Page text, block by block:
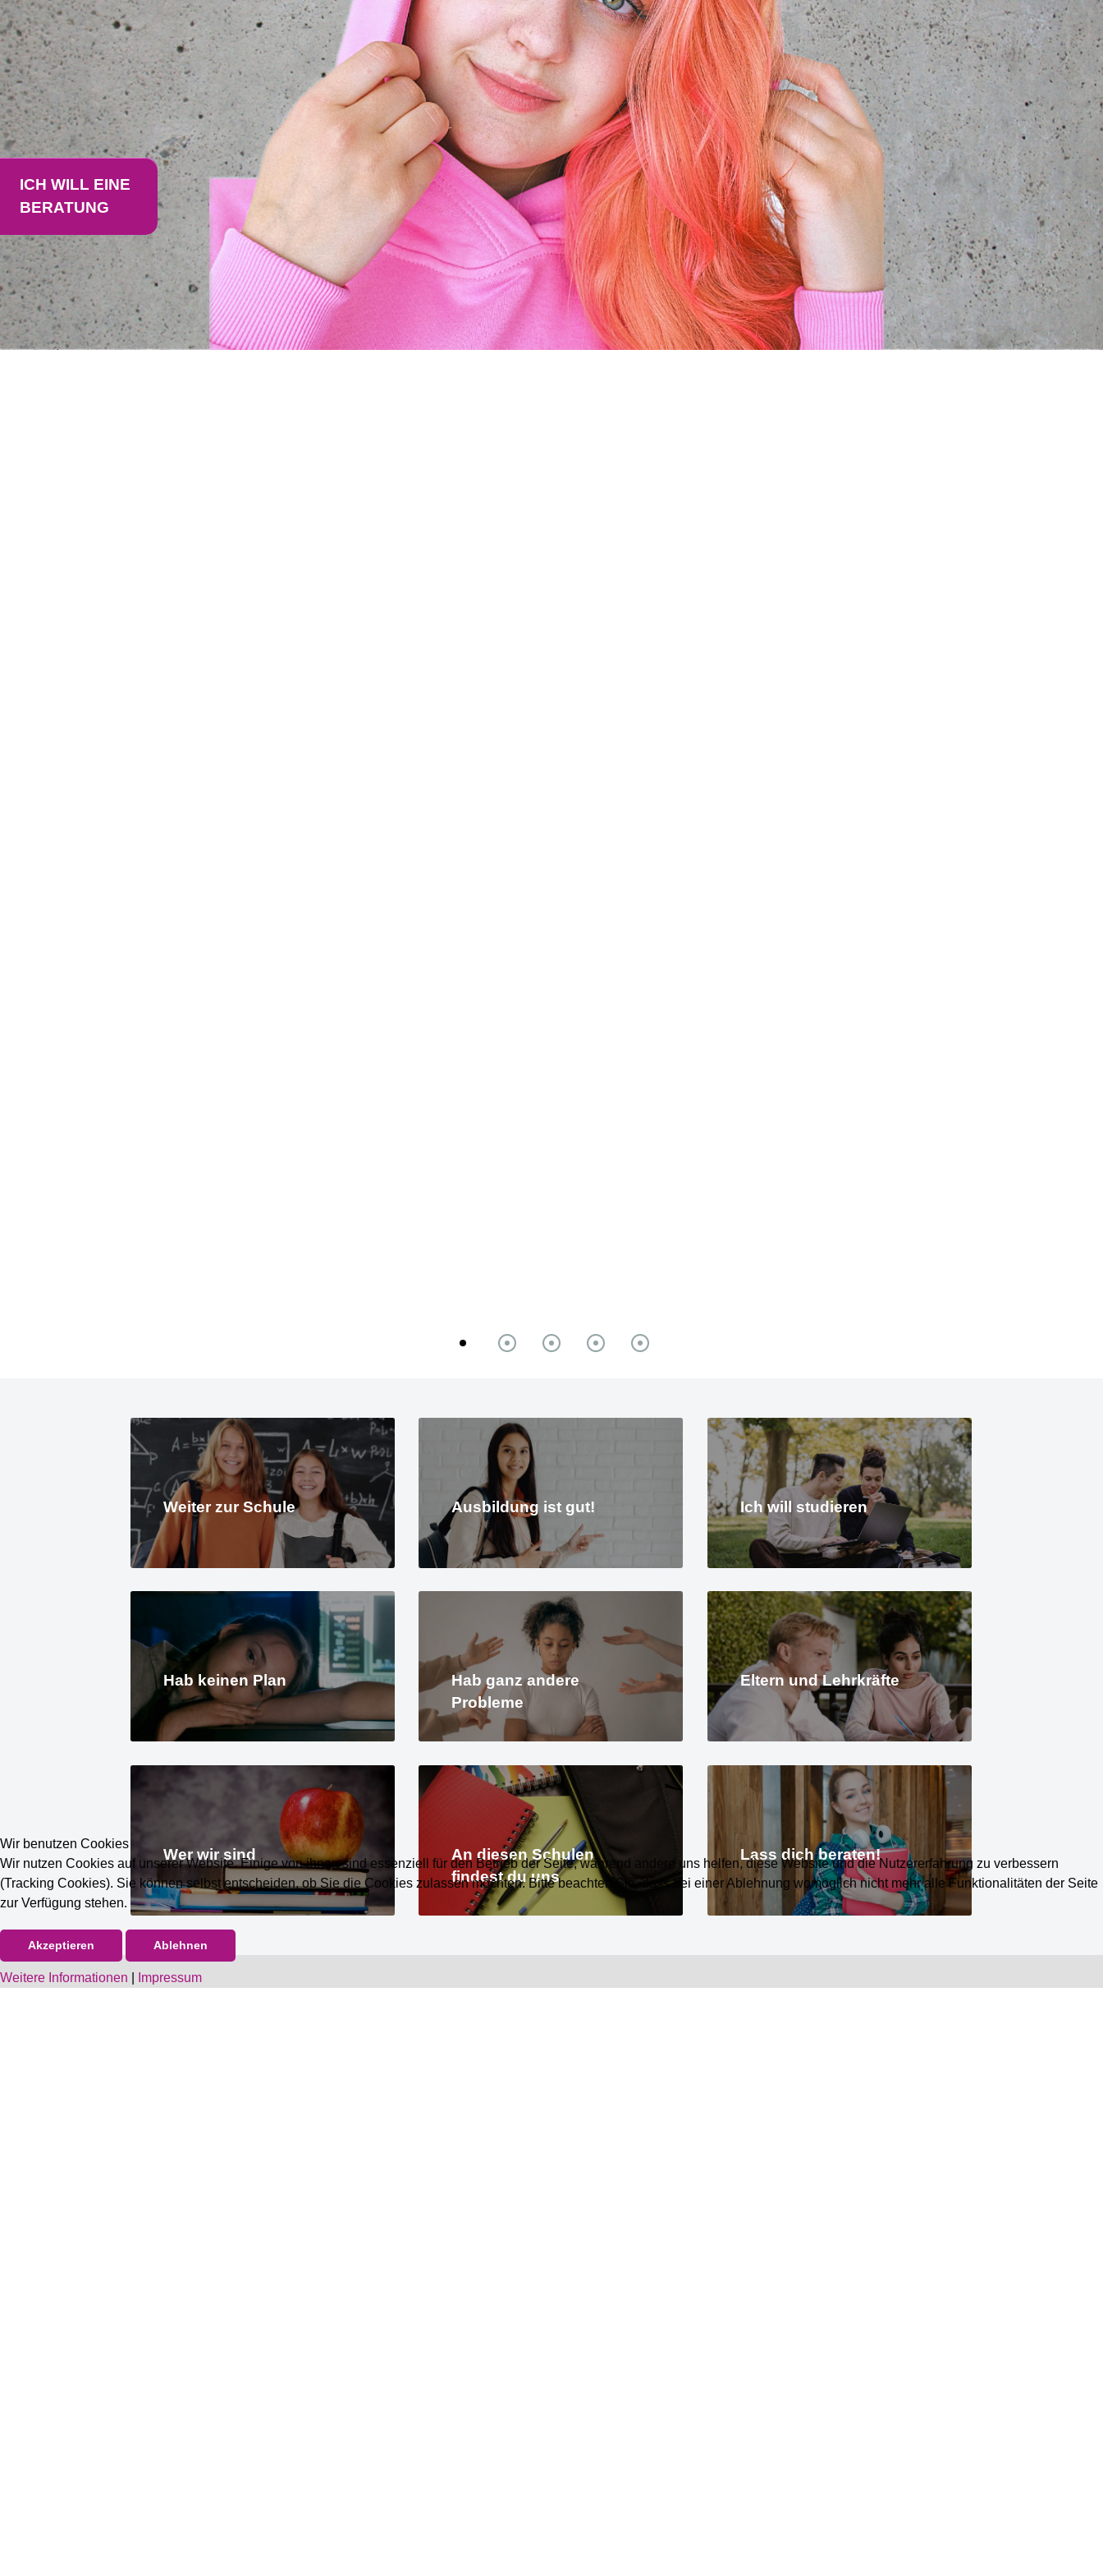
ICH WILL EINE
BERATUNG
Weiter zur Schule Ausbildung ist gut! Ich will studieren
Hab keinen Plan
Hab ganz andere
Probleme
Eltern und Lehrkräfte
Wer wir sind
An diesen Schulen
findest du uns
Lass dich beraten!
Wir benutzen Cookies
Wir nutzen Cookies auf unserer Website. Einige von ihnen sind essenziell für den Betrieb der Seite, während andere uns helfen, diese Website und die Nutzererfahrung zu verbessern
(Tracking Cookies). Sie können selbst entscheiden, ob Sie die Cookies zulassen möchten. Bitte beachten Sie, dass bei einer Ablehnung womöglich nicht mehr alle Funktionalitäten der Seite
zur Verfügung stehen.
Akzeptieren Ablehnen
Weitere Informationen Impressum